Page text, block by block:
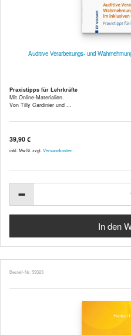
Auditive Verarbeitungs- und
Praxistipps für Lehrkräfte
Mit Online-Materialien.
Von Tilly Cardinier und ...
39,90 €
inkl. MwSt. zzgl. Versandkosten
Bestell-Nr. 59323